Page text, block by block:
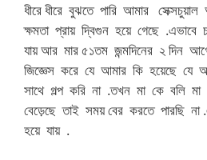
ধীরে ধীরে বুঝতে পারি আমার
ক্ষমতা প্রায় দ্বিগুন হয়ে গেছে .এভাবে
যায় আর মার ৫১তম জন্মদিনের ২ দিন
জিজ্ঞেস করে যে আমার কি হয়েছে
সাথে গল্প করি না .তখন মা কে বলি
বেড়েছে তাই সময় বের করতে পারছি
হয়ে যায় .